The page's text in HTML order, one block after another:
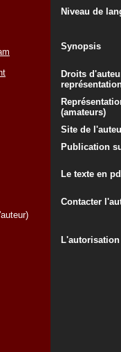
Niveau de
Synopsis
Droits
(amateurs)
Site de
Publication
Le texte en
Contacter
L'autorisation